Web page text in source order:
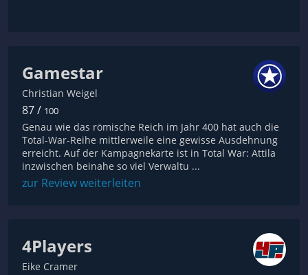
Gamestar
Christian Weigel
87 / 100
Genau wie das römische Reich im Jahr 400 hat auch die
Total-War-Reihe mittlerweile eine gewisse Ausdehnung
erreicht. Auf der Kampagnekarte ist in Total War: Attila
inzwischen beinahe so viel Verwaltu ...
zur Review weiterleiten
4Players
Eike Cramer